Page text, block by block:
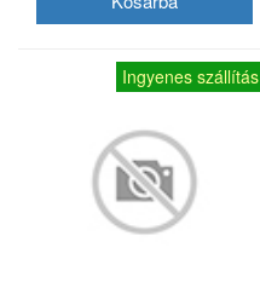
Ingyenes szállítás